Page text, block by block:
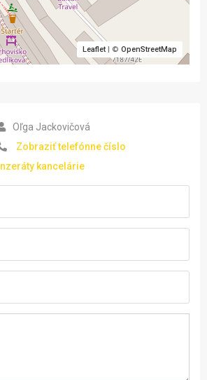
Leaflet| © OpenStreetMap
Oľga Jackovičová
Zobraziť telefónne číslo
Inzeráty kancelárie